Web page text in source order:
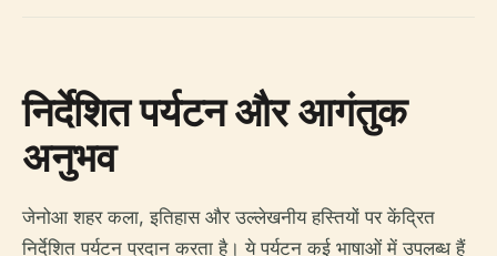
निर्देशित पर्यटन और आगंतुक
अनुभव
जेनोआ शहर कला, इतिहास और उल्लेखनीय हस्तियों पर केंद्रित
निर्देशित पर्यटन प्रदान करता है। ये पर्यटन कई भाषाओं में उपलब्ध हैं